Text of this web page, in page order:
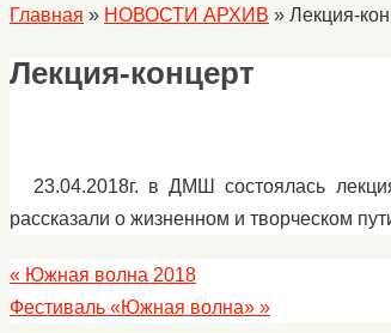
Главная » НОВОСТИ АРХИВ » Лекция-
Лекция-концерт
23.04.2018г. в ДМШ состоялась
рассказали о жизненном и творческом
« Южная волна 2018
Фестиваль «Южная волна» »